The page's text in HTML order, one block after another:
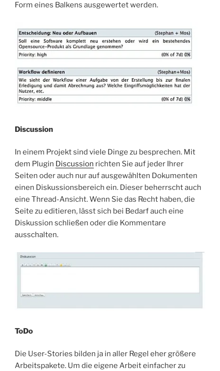
Form eines Balkens ausgewertet werden.
Discussion
In einem Projekt sind viele Dinge zu besprechen. Mit
dem Plugin Discussion richten Sie auf jeder Ihrer
Seiten oder auch nur auf ausgewählten Dokumenten
einen Diskussionsbereich ein. Dieser beherrscht auch
eine Thread-Ansicht. Wenn Sie das Recht haben, die
Seite zu editieren, lässt sich bei Bedarf auch eine
Diskussion schließen oder die Kommentare
ausschalten.
ToDo
Die User-Stories bilden ja in aller Regel eher größere
Arbeitspakete. Um die eigene Arbeit einfacher zu